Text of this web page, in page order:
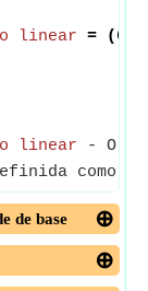
linear = (6*
linear - O
como o
de base